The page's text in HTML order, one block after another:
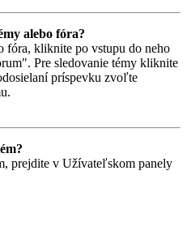
alebo fóra?
fóra, kliknite po vstupu do neho
Pre sledovanie témy kliknite
príspevku zvoľte
prejdite v Užívateľskom panely